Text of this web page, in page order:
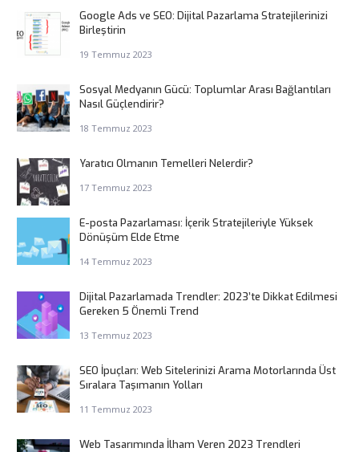
Google Ads ve SEO: Dijital Pazarlama Stratejilerinizi
Birleştirin
19 Temmuz 2023
Sosyal Medyanın Gücü: Toplumlar Arası Bağlantıları
Nasıl Güçlendirir?
18 Temmuz 2023
Yaratıcı Olmanın Temelleri Nelerdir?
17 Temmuz 2023
E-posta Pazarlaması: İçerik Stratejileriyle Yüksek
Dönüşüm Elde Etme
14 Temmuz 2023
Dijital Pazarlamada Trendler: 2023’te Dikkat Edilmesi
Gereken 5 Önemli Trend
13 Temmuz 2023
SEO İpuçları: Web Sitelerinizi Arama Motorlarında Üst
Sıralara Taşımanın Yolları
11 Temmuz 2023
Web Tasarımında İlham Veren 2023 Trendleri